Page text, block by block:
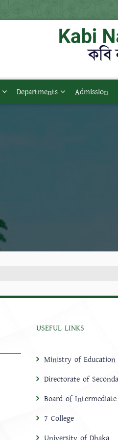
Departments Admission
USEFUL LINKS
Ministry of Education
Directorate of
Board of
7 College